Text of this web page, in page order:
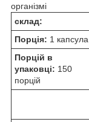
організмі
склад:
Порція: 1 капсула
Порцій в
упаковці: 150
порцій